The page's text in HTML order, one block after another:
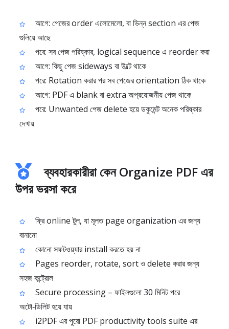
আগে: পেজের order এলোমেলো, বা ভিন্ন section এর পেজ
গুলিয়ে আছে
পরে: সব পেজ পরিষ্কার, logical sequence এ reorder করা
আগে: কিছু পেজ sideways বা উল্টে থাকে
পরে: Rotation করার পর সব পেজের orientation ঠিক থাকে
আগে: PDF এ blank বা extra অপ্রয়োজনীয় পেজ থাকে
পরে: Unwanted পেজ delete হয়ে ডকুমেন্ট অনেক পরিষ্কার
দেখায়
ব্যবহারকারীরা কেন Organize PDF এর
উপর ভরসা করে
ফ্রি online টুল, যা মূলত page organization এর জন্য
বানানো
কোনো সফটওয়্যার install করতে হয় না
Pages reorder, rotate, sort ও delete করার জন্য
সহজ কন্ট্রোল
Secure processing – ফাইলগুলো 30 মিনিট পরে
অটো‑ডিলিট হয়ে যায়
i2PDF এর পুরো PDF productivity tools suite এর